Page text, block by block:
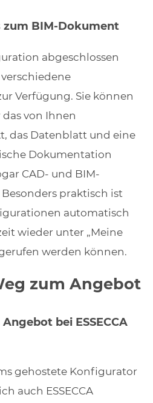
BIM-Dokument
abgeschlossen
Verfügung. Sie können
von Ihnen
das Datenblatt und eine
Dokumentation
CAD- und BIM-
praktisch ist
automatisch
wieder unter „Meine
werden können.
zum Angebot
bei ESSECCA
gehostete Konfigurator
auch ESSECCA